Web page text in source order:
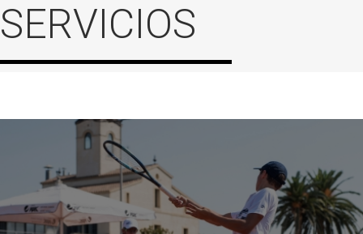
SERVICIOS